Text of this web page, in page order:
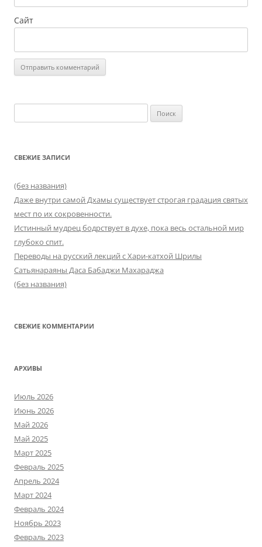
Сайт
СВЕЖИЕ ЗАПИСИ
(без названия)
Даже внутри самой Дхамы существует строгая градация святых
мест по их сокровенности.
Истинный мудрец бодрствует в духе, пока весь остальной мир
глубоко спит.
Переводы на русский лекций с Хари-катхой Шрилы
Сатьянараяны Даса Бабаджи Махараджа
(без названия)
СВЕЖИЕ КОММЕНТАРИИ
АРХИВЫ
Июль 2026
Июнь 2026
Май 2026
Май 2025
Март 2025
Февраль 2025
Апрель 2024
Март 2024
Февраль 2024
Ноябрь 2023
Февраль 2023